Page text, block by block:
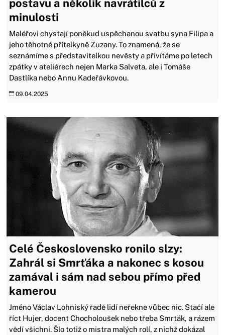
postavu a několik navrátilců z
minulosti
Maléřovi chystají poněkud uspěchanou svatbu syna Filipa a
jeho těhotné přítelkyně Zuzany. To znamená, že se
seznámíme s představitelkou nevěsty a přivítáme po letech
zpátky v ateliérech nejen Marka Salveta, ale i Tomáše
Dastlíka nebo Annu Kadeřávkovou.
09.04.2025
Celé Československo ronilo slzy:
Zahrál si Smrťáka a nakonec s kosou
zamával i sám nad sebou přímo před
kamerou
Jméno Václav Lohniský řadě lidí neřekne vůbec nic. Stačí ale
říct Hujer, docent Chocholoušek nebo třeba Smrťák, a rázem
vědí všichni. Šlo totiž o mistra malých rolí, z nichž dokázal